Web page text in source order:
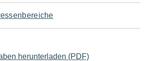
herunterladen (PDF)